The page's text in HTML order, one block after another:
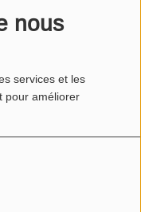
nous
services et les
pour améliorer
1